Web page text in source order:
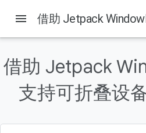
1. 前言
前提条件
实践内容
所需条件
menu
借助 Jetpack
支持可折叠设